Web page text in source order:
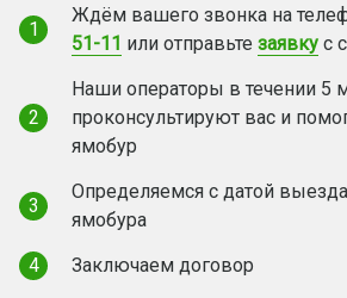
1
Ждём вашего звонка на
51-11 или отправьте заявку с
2
Наши операторы в течении 5
проконсультируют вас и
ямобур
3
Определяемся с датой
ямобура
4
Заключаем договор